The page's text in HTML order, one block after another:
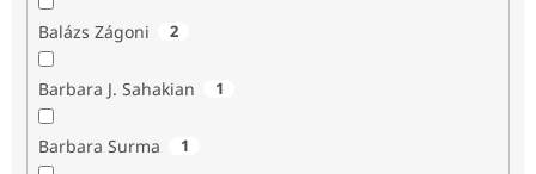
Balázs Zágoni 2
Barbara J. Sahakian 1
Barbara Surma 1